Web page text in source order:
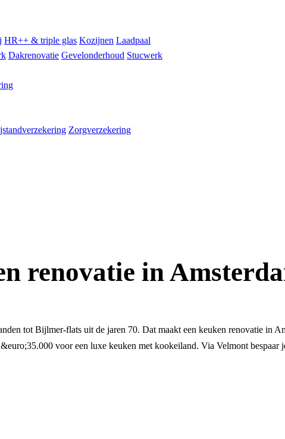
HR++ & triple glas Kozijnen Laadpaal
Dakrenovatie Gevelonderhoud Stucwerk
Zorgverzekering
renovatie in
tot Bijlmer-flats uit de jaren 70. Dat maakt een keuken renovatie in
voor een luxe keuken met kookeiland. Via Velmont bespaar